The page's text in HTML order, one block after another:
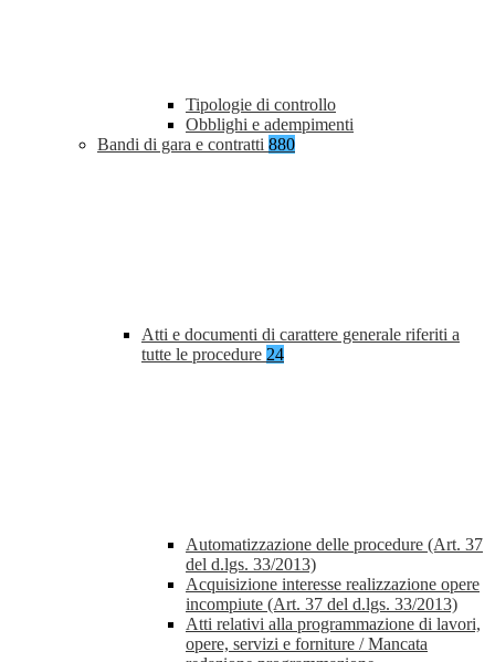
Tipologie di controllo
Obblighi e adempimenti
Bandi di gara e contratti 880
Atti e documenti di carattere generale riferiti a
tutte le procedure 24
Automatizzazione delle procedure (Art. 37
del d.lgs. 33/2013)
Acquisizione interesse realizzazione opere
incompiute (Art. 37 del d.lgs. 33/2013)
Atti relativi alla programmazione di lavori,
opere, servizi e forniture / Mancata